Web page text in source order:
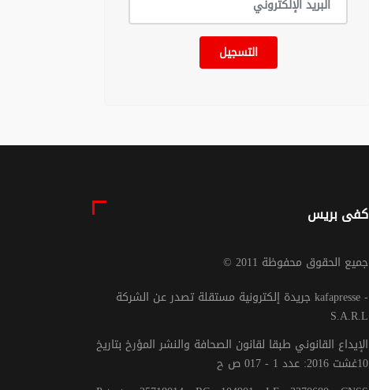
التسجيل
كفى بريس
© جميع الحقوق محفوظة 2011
جريدة إلكترونية مستقلة تصدر عن الشركة kafapresse -
S.A.R.L
الإيداع القانوني طبقا لقانون الصحافة والنشر المؤرخ بتاريخ
10غشت 2016: عدد 1 - 017 ص ح